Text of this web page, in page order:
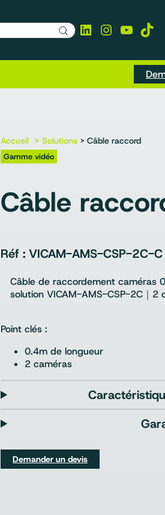
LinkedIn
Instagram
YouTube
Accueil Solutions > Câble raccord
Gamme vidéo
Câble
VICAM-AMS-CSP-2C-C
Câble de raccordement caméras
solution VICAM-AMS-CSP-2C｜2
Point clés :
0.4m de longueur
2 caméras
Demander un devis